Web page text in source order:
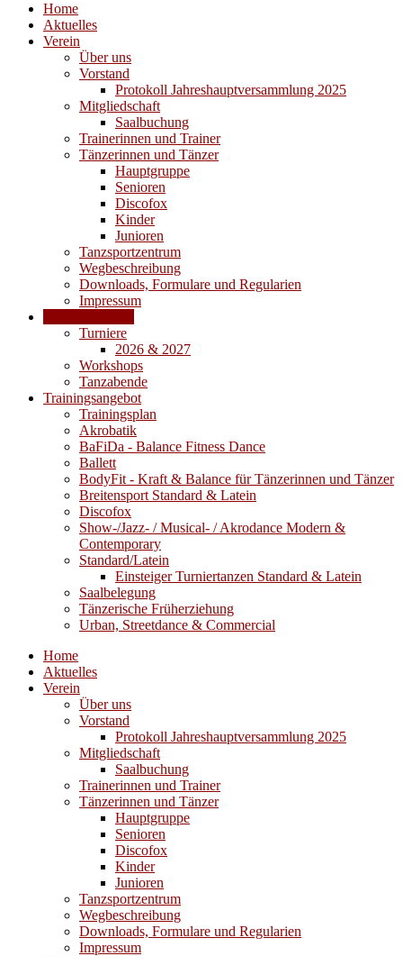
Home
Aktuelles
Verein
Über uns
Vorstand
Protokoll Jahreshauptversammlung 2025
Mitgliedschaft
Saalbuchung
Trainerinnen und Trainer
Tänzerinnen und Tänzer
Hauptgruppe
Senioren
Discofox
Kinder
Junioren
Tanzsportzentrum
Wegbeschreibung
Downloads, Formulare und Regularien
Impressum
Turniere
2026 & 2027
Workshops
Tanzabende
Trainingsangebot
Trainingsplan
Akrobatik
BaFiDa - Balance Fitness Dance
Ballett
BodyFit - Kraft & Balance für Tänzerinnen und Tänzer
Breitensport Standard & Latein
Discofox
Show-/Jazz- / Musical- / Akrodance Modern &
Contemporary
Standard/Latein
Einsteiger Turniertanzen Standard & Latein
Saalbelegung
Tänzerische Früherziehung
Urban, Streetdance & Commercial
Home
Aktuelles
Verein
Über uns
Vorstand
Protokoll Jahreshauptversammlung 2025
Mitgliedschaft
Saalbuchung
Trainerinnen und Trainer
Tänzerinnen und Tänzer
Hauptgruppe
Senioren
Discofox
Kinder
Junioren
Tanzsportzentrum
Wegbeschreibung
Downloads, Formulare und Regularien
Impressum